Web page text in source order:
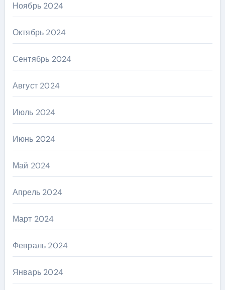
Ноябрь 2024
Октябрь 2024
Сентябрь 2024
Август 2024
Июль 2024
Июнь 2024
Май 2024
Апрель 2024
Март 2024
Февраль 2024
Январь 2024